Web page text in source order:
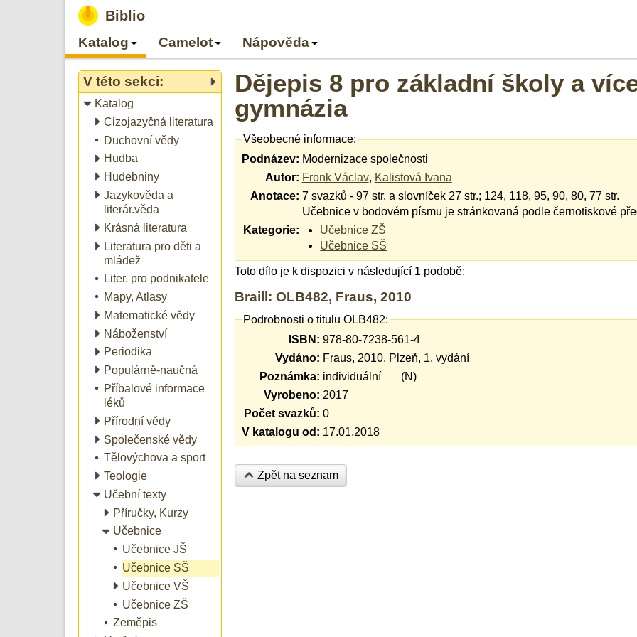
Biblio
Katalog Camelot Nápověda
V této sekci:
Katalog
Cizojazyčná literatura
Duchovní vědy
Hudba
Hudebniny
Jazykověda a
literár.věda
Krásná literatura
Literatura pro děti a
mládež
Liter. pro podnikatele
Mapy, Atlasy
Matematické vědy
Náboženství
Periodika
Populárně-naučná
Příbalové informace
léků
Přírodní vědy
Společenské vědy
Tělovýchova a sport
Teologie
Učební texty
Příručky, Kurzy
Učebnice
Učebnice JŠ
Učebnice SŠ
Učebnice VŠ
Učebnice ZŠ
Zeměpis
Dějepis 8 pro základní školy a
gymnázia
Všeobecné informace:
Podnázev: Modernizace společnosti
Autor: Fronk Václav, Kalistová Ivana
Anotace: 7 svazků - 97 str. a slovníček 27 str.; 124, 118, 95, 90, 80, 77 str.
Učebnice v bodovém písmu je stránkovaná podle černotiskové
Kategorie:
Učebnice ZŠ
Učebnice SŠ
Toto dílo je k dispozici v následující 1 podobě:
Braill: OLB482, Fraus, 2010
Podrobnosti o titulu OLB482:
ISBN: 978-80-7238-561-4
Vydáno: Fraus, 2010, Plzeň, 1. vydání
Poznámka: individuální (N)
Vyrobeno: 2017
Počet svazků: 0
V katalogu od: 17.01.2018
Zpět na seznam